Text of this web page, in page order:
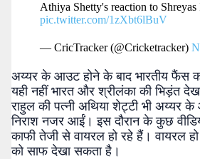
Athiya Shetty's reaction to
pic.twitter.com/1zXbt6lBuV
— CricTracker (@Cricketracker)
अय्यर के आउट होने के बाद भारतीय फैंस
यही नहीं भारत और श्रीलंका की भिड़ंत
राहुल की पत्नी अथिया शेट्टी भी अय्यर
निराश नजर आईं। इस दौरान के कुछ
काफी तेजी से वायरल हो रहे हैं। वायरल हो
को साफ देखा सकता है।